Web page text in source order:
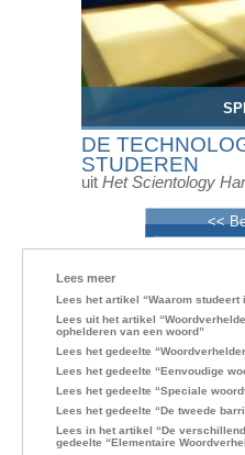
DE
STUDEREN
uit Het Scientology
<<
Lees meer
Lees het artikel “Waarom studeert
Lees uit het artikel
ophelderen van een woord”
Lees het gedeelte
Lees het gedeelte “Eenvoudige
Lees het gedeelte “Speciale
Lees het gedeelte “De tweede
Lees in het artikel “De
gedeelte “Elementaire